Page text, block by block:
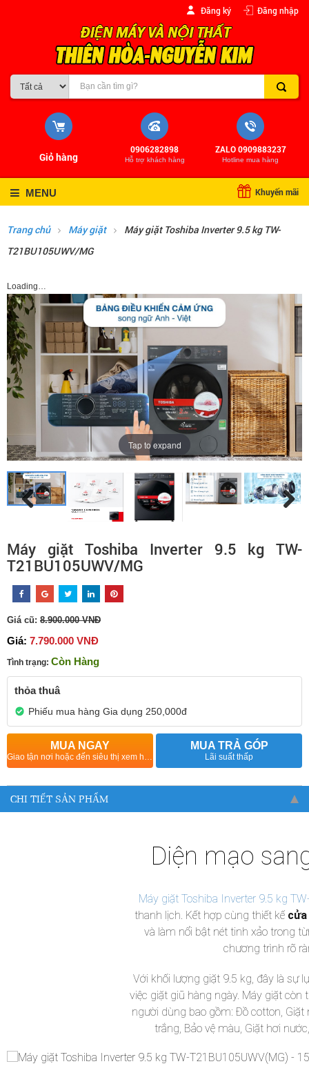
Đăng ký Đăng nhập
ZALO 0909883237
Hotline mua hàng
0906282898
Hỗ trợ khách hàng
Giỏ hàng
Khuyến mãi
MENU
Trang chủ Máy giặt
Máy giặt Toshiba Inverter 9.5 kg TW-
T21BU105UWV/MG
Loading…
Tap to expand
Máy giặt Toshiba Inverter 9.5 kg TW-
T21BU105UWV/MG
Giá cũ: 8.900.000 VNĐ
Giá: 7.790.000 VNĐ
Tình trạng: Còn Hàng
thỏa thuâ
Phiếu mua hàng Gia dụng 250,000đ
MUA NGAY MUA TRẢ GÓP
Lãi suất thấp
CHI TIẾT SẢN PHẨM
Diện mạo
Máy giặt Toshiba Inverter 9.5 kg
thanh lịch. Kết hợp cùng thiết kế
và làm nổi bật nét tinh xảo trong
chương trình rõ
Với khối lượng giặt 9.5 kg, đây là sự
việc giặt giũ hàng ngày. Máy giặt
người dùng bao gồm: Đồ cotton,
trắng, Bảo vệ màu, Giặt hơi